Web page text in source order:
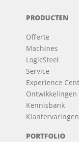
PRODUCTEN
Offerte
Machines
LogicSteel
Service
Experience
Ontwikkelingen
Kennisbank
Klantervaringen
PORTFOLIO